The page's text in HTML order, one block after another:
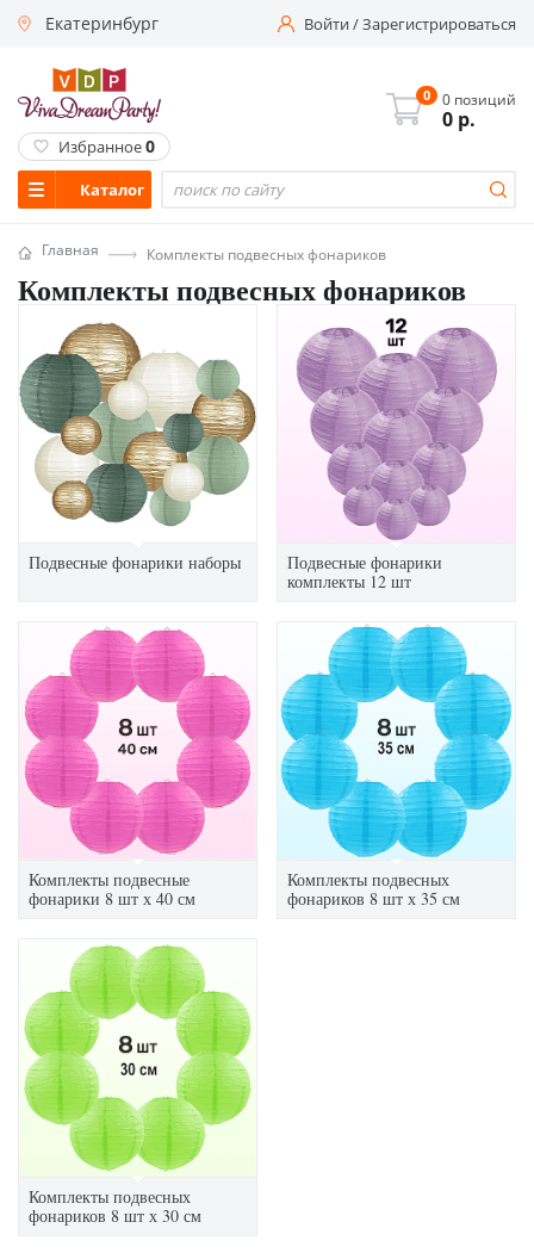
Екатеринбург Войти/Зарегистрироваться
Каталог
0 0 позиций
0 р.
Избранное0
Главная Комплекты подвесных фонариков
Комплекты подвесных фонариков
Подвесные фонарики наборы
Подвесные фонарики
комплекты 12 шт
Комплекты подвесные
фонарики 8 шт х 40 см
Комплекты подвесных
фонариков 8 шт х 35 см
Комплекты подвесных
фонариков 8 шт х 30 см